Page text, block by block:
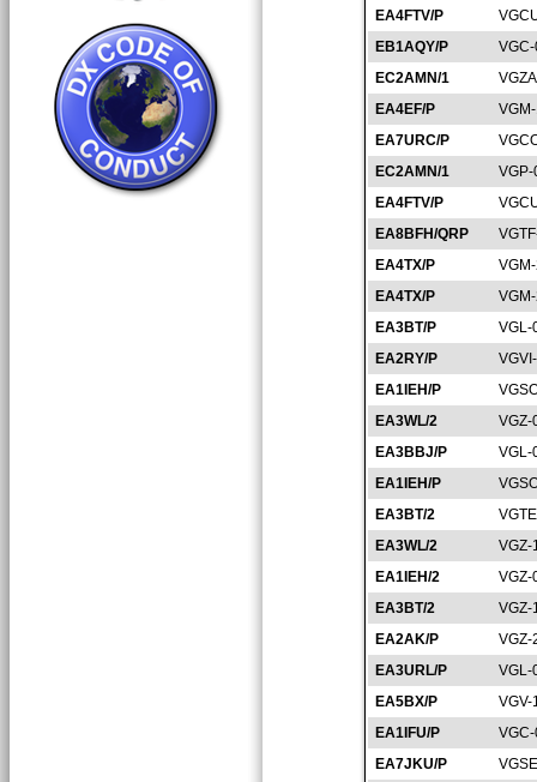
EA4FTV/P
EB1AQY/P
EC2AMN/1
EA4EF/P
EA7URC/P
EC2AMN/1
EA4FTV/P
EA8BFH/QRP
EA4TX/P
EA4TX/P
EA3BT/P
VGL-
EA2RY/P
EA1IEH/P
EA3WL/2
VGZ-
EA3BBJ/P
VGL-
EA1IEH/P
EA3BT/2
EA3WL/2
VGZ-
EA1IEH/2
VGZ-
EA3BT/2
VGZ-
EA2AK/P
VGZ-
EA3URL/P
VGL-
EA5BX/P
VGV-
EA1IFU/P
EA7JKU/P